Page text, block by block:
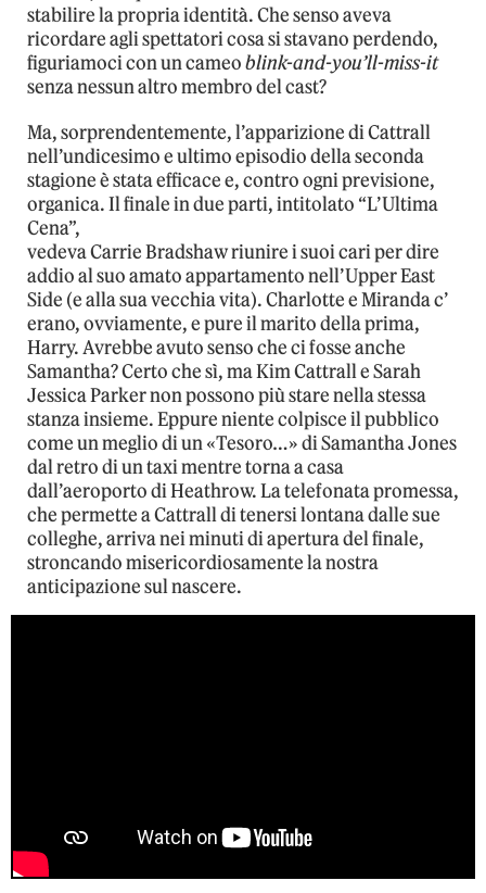
stabilire la propria identità. Che senso aveva
ricordare agli spettatori cosa si stavano perdendo,
figuriamoci con un cameoblink-and-you’ll-miss-it
senza nessun altro membro del cast?
Ma, sorprendentemente, l’apparizione di Cattrall
nell’undicesimo e ultimo episodio della seconda
stagione è stata efficace e, contro ogni previsione,
organica. Il finale in due parti, intitolato “L’Ultima
Cena”,
vedeva Carrie Bradshaw riunire i suoi cari per dire
addio al suo amato appartamento nell’Upper East
Side (e alla sua vecchia vita). Charlotte e Miranda c’
erano, ovviamente, e pure il marito della prima,
Harry. Avrebbe avuto senso che ci fosse anche
Samantha? Certo che sì, ma Kim Cattrall e Sarah
Jessica Parker non possono più stare nella stessa
stanza insieme. Eppure niente colpisce il pubblico
come un meglio di un «Tesoro…» di Samantha Jones
dal retro di un taxi mentre torna a casa
dall’aeroporto di Heathrow. La telefonata promessa,
che permette a Cattrall di tenersi lontana dalle sue
colleghe, arriva nei minuti di apertura del finale,
stroncando misericordiosamente la nostra
anticipazione sul nascere.